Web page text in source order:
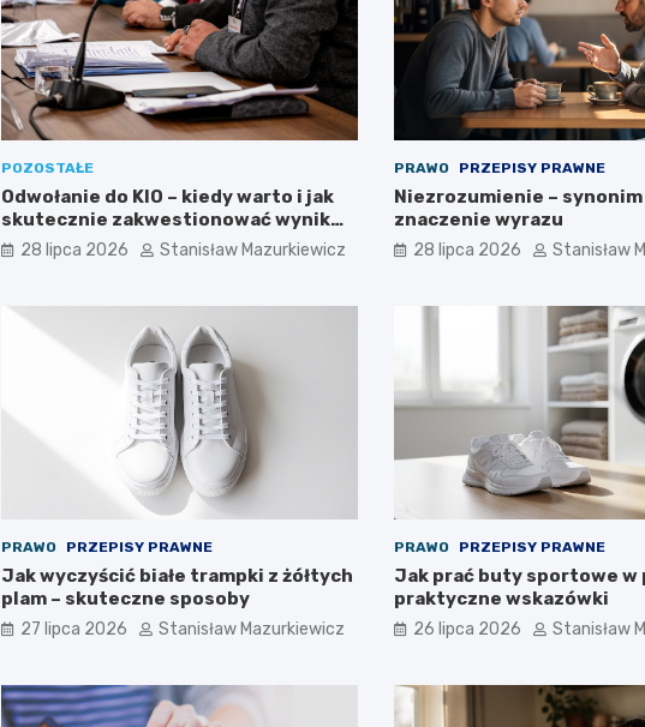
POZOSTAŁE
Odwołanie do KIO – kiedy warto i jak
skutecznie zakwestionować wynik
przetargu
28 lipca 2026 Stanisław Mazurkiewicz
PRAWO PRZEPISY PRAWNE
Niezrozumienie – synonim
znaczenie wyrazu
28 lipca 2026 Stanisław
PRAWO PRZEPISY PRAWNE
Jak wyczyścić białe trampki z żółtych
plam – skuteczne sposoby
27 lipca 2026 Stanisław Mazurkiewicz
PRAWO PRZEPISY PRAWNE
Jak prać buty sportowe w
praktyczne wskazówki
26 lipca 2026 Stanisław